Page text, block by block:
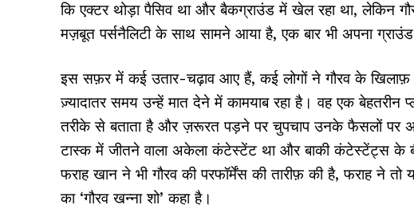
कि एक्टर थोड़ा पैसिव था और बैकग्राउंड में खेल रहा था, लेकिन
मज़बूत पर्सनैलिटी के साथ सामने आया है, एक बार भी अपना ग्राउंड
इस सफ़र में कई उतार-चढ़ाव आए हैं, कई लोगों ने गौरव के
ज़्यादातर समय उन्हें मात देने में कामयाब रहा है। वह एक
तरीके से बताता है और ज़रूरत पड़ने पर चुपचाप उनके फैसलों पर
टास्क में जीतने वाला अकेला कंटेस्टेंट था और बाकी कंटेस्टेंट्स के
फराह खान ने भी गौरव की परफॉर्मेंस की तारीफ़ की है, फराह ने
का ‘गौरव खन्ना शो’ कहा है।